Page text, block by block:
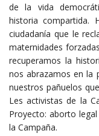
de la vida
historia compartida.
ciudadanía que le
maternidades
recuperamos la
nos abrazamos en la
nuestros pañuelos
Les activistas de la
Proyecto: aborto legal
la Campaña.